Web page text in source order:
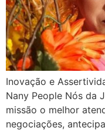
Inovação e
Nany People Nós da
missão o melhor
negociações,